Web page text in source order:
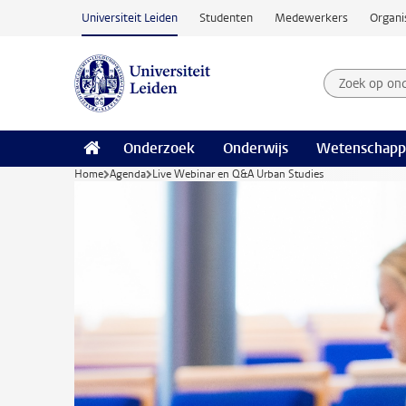
Ga naar hoofdinhoud
Universiteit Leiden Studenten Medewerkers
Zoek op
Zoekterm
Onderzoek Onderwijs
Home Agenda Live Webinar en Q&A Urban Studies